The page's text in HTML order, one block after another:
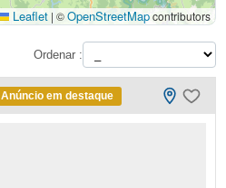
Leaflet | ©OpenStreetMapcontributors
Ordenar :
Anúncio em destaque